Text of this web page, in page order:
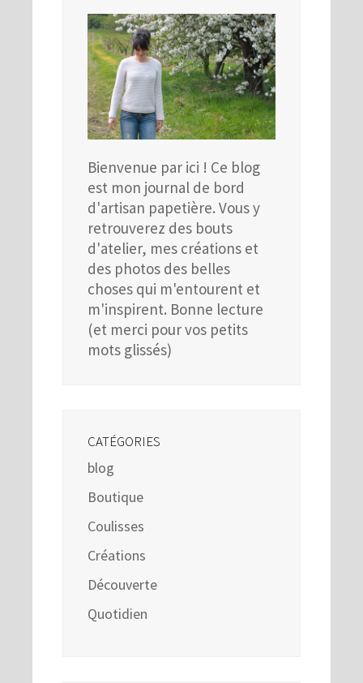
Bienvenue par ici ! Ce blog
est mon journal de bord
d'artisan papetière. Vous y
retrouverez des bouts
d'atelier, mes créations et
des photos des belles
choses qui m'entourent et
m'inspirent. Bonne lecture
(et merci pour vos petits
mots glissés)
CATÉGORIES
blog
Boutique
Coulisses
Créations
Découverte
Quotidien